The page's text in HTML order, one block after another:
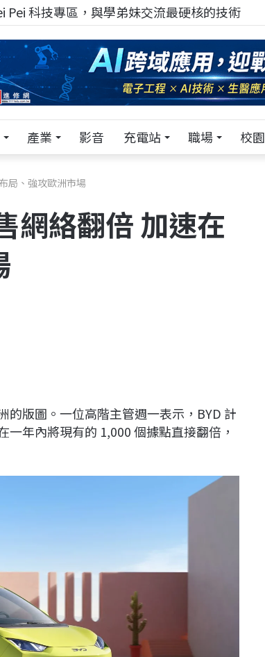
Pei 科技專區，與學弟妹交流最硬核的技術
產業 影音 充電站 職場 校園
局、強攻歐洲市場
網絡翻倍 加速在
的版圖。一位高階主管週一表示， BYD 計
一年內將現有的 1,000個據點直接翻倍，